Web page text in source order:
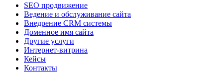
SEO продвижение
Ведение и обслуживание сайта
Внедрение CRM системы
Доменное имя сайта
Другие услуги
Интернет-витрина
Кейсы
Контакты